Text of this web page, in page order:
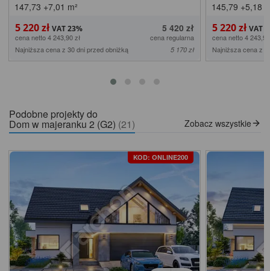
147,73 +7,01 m²
5 220 zł 5 420 zł
cena netto 4 243,90 zł
cena regularna
Najniższa cena z 30 dni przed obniżką
5 170 zł
145,79 +5,18
5 220 zł
cena netto 4
Najniższa cena z
Podobne projekty do
Dom w majeranku 2 (G2) (21) Zobacz wszystkie
KOD: ONLINE200